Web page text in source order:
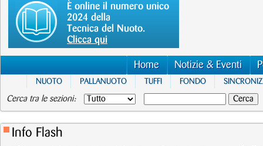
È online il numero unico
2024 della
Tecnica del Nuoto.
Clicca qui
Home Notizie & Eventi
NUOTO PALLANUOTO TUFFI FONDO
Cerca tra le sezioni:
Info Flash